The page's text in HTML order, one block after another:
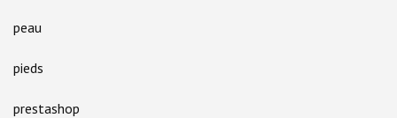
peau
pieds
prestashop